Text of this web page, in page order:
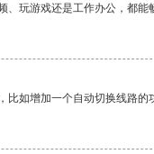
玩游戏还是工作办公，都能
如增加一个自动切换线路的